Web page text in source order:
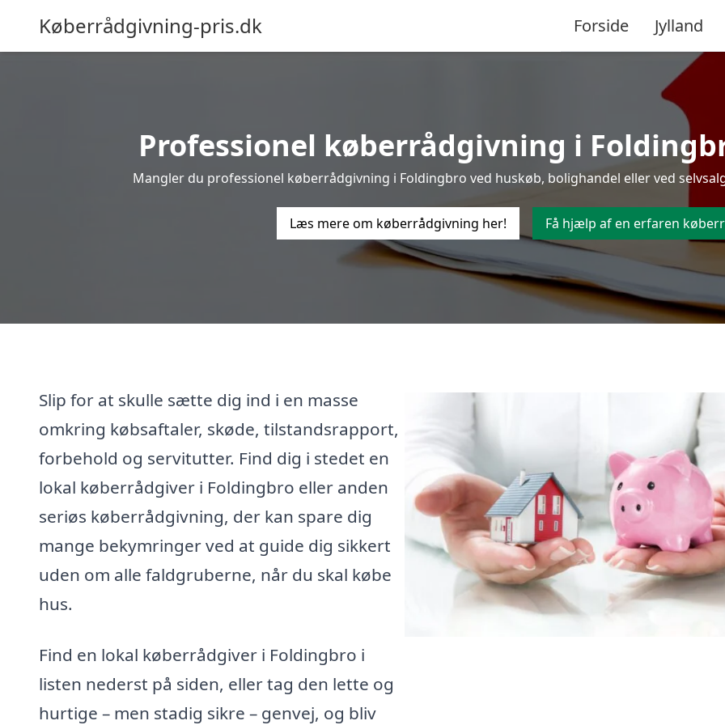
Køberrådgivning-pris.dk Forside Jylland
Professionel køberrådgivning i
Mangler du professionel køberrådgivning i Foldingbro ved huskøb, bolighandel eller ved
Læs mere om køberrådgivning her! Få hjælp af en erfaren
Slip for at skulle sætte dig ind i en masse
omkring købsaftaler, skøde, tilstandsrapport,
forbehold og servitutter. Find dig i stedet en
lokal køberrådgiver i Foldingbro eller anden
seriøs køberrådgivning, der kan spare dig
mange bekymringer ved at guide dig sikkert
uden om alle faldgruberne, når du skal købe
hus.
Find en lokal køberrådgiver i Foldingbro i
listen nederst på siden, eller tag den lette og
hurtige – men stadig sikre – genvej, og bliv